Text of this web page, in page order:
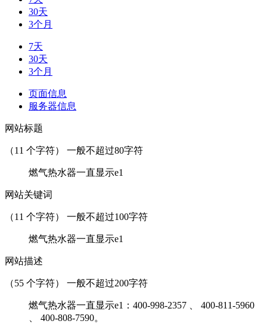
30天
3个月
7天
30天
3个月
页面信息
服务器信息
网站标题
（11 个字符） 一般不超过80字符
燃气热水器一直显示e1
网站关键词
（11 个字符） 一般不超过100字符
燃气热水器一直显示e1
网站描述
（55 个字符） 一般不超过200字符
燃气热水器一直显示e1：400-998-2357 、 400-811-5960
、 400-808-7590。